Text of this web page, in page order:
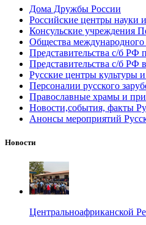
Дома Дружбы России
Российские центры науки
Консульские учреждения
Общества международного
Представительства с/б РФ
Представительства с/б РФ
Русские центры культуры
Персоналии русского
Православные храмы и
Новости,события, факты
Анонсы мероприятий
Новости
Центральноафриканской